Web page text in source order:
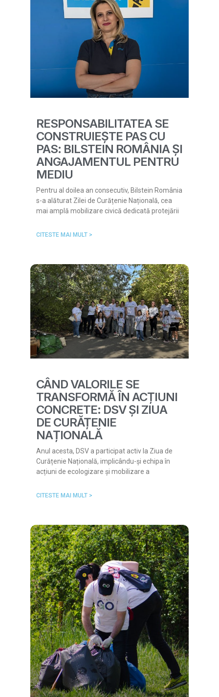
RESPONSABILITATEA SE
CONSTRUIEȘTE PAS CU
PAS: BILSTEIN ROMÂNIA ȘI
ANGAJAMENTUL PENTRU
MEDIU
Pentru al doilea an consecutiv, Bilstein România
s-a alăturat Zilei de Curățenie Națională, cea
mai amplă mobilizare civică dedicată protejării
CITESTE MAI MULT >
CÂND VALORILE SE
TRANSFORMĂ ÎN ACȚIUNI
CONCRETE: DSV ȘI ZIUA
DE CURĂȚENIE
NAȚIONALĂ
Anul acesta, DSV a participat activ la Ziua de
Curățenie Națională, implicându-și echipa în
acțiuni de ecologizare și mobilizare a
CITESTE MAI MULT >